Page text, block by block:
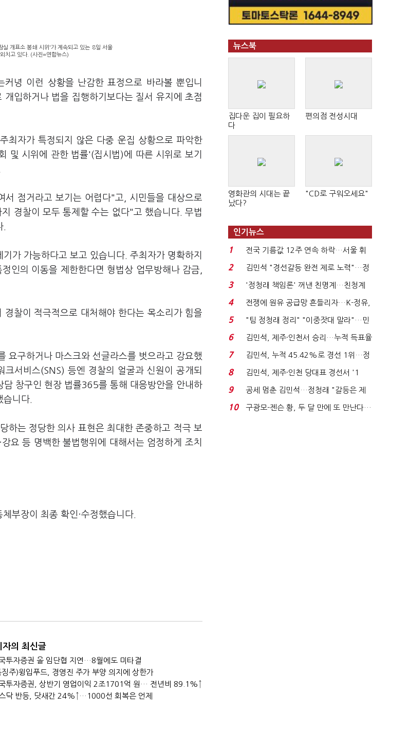
실 개표소 봉쇄 시위'가 계속되고 있는 8일 서울
치고 있다. (사진=연합뉴스)
녕 이런 상황을 난감한 표정으로 바라볼 뿐입니
입하거나 법을 집행하기보다는 질서 유지에 초점
최자가 특정되지 않은 다중 운집 상황으로 파악한
및 시위에 관한 법률'(집시법)에 따른 시위로 보기
점거라고 보기는 어렵다"고, 시민들을 대상으로
경찰이 모두 통제할 수는 없다"고 했습니다. 무법
.
가 가능하다고 보고 있습니다. 주최자가 명확하지
인의 이동을 제한한다면 형법상 업무방해나 감금,
찰이 적극적으로 대처해야 한다는 목소리가 힘을
요구하거나 마스크와 선글라스를 벗으라고 강요했
서비스(SNS) 등엔 경찰의 얼굴과 신원이 공개되
창구인 현장 법률365를 통해 대응방안을 안내하
니다.
하는 정당한 의사 표현은 최대한 존중하고 적극 보
요 등 명백한 불법행위에 대해서는 엄정하게 조치
부장이 최종 확인·수정했습니다.
자의 최신글
투자증권 올 임단협 지연…8월에도 미타결
징주)윙입푸드, 경영진 주가 부양 의지에 상한가
투자증권, 상반기 영업이익 2조1701억 원… 전년비 89.1%↑
닥 반등, 닷새간 24%↑…1000선 회복은 언제
뉴스북
집다운 집이 필요하
다
편의점 전성시대
영화관의 시대는 끝
났다?
"CD로 구워오세요"
인기뉴스
1
전국 기름값 12주 연속 하락…서울 휘
발윳값 1909원...
2
김민석 "경선갈등 완전 제로 노력"…정
청래 "반명 공세 사...
3
'정청래 책임론' 꺼낸 친명계…친청계
는 추가투표 때리기...
4
전쟁에 원유 공급망 흔들리자…K-정유,
에너지안보 핵심...
5
"팀 정청래 정리" "이중잣대 말라"…민
주 최고위원 계파 다...
6
김민석, 제주·인천서 승리…누적 득표율
'1위 탈환'(종합)...
7
김민석, 누적 45.42%로 경선 1위…정
청래와 격차 0.86%p(...
8
김민석, 제주·인천 당대표 경선서 '1
위'(1보)...
9
공세 멈춘 김민석…정청래 "갈등은 제
가 수습"
10
구광모-젠슨 황, 두 달 만에 또 만난다…